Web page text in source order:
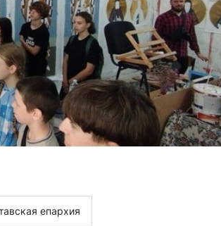
епархия